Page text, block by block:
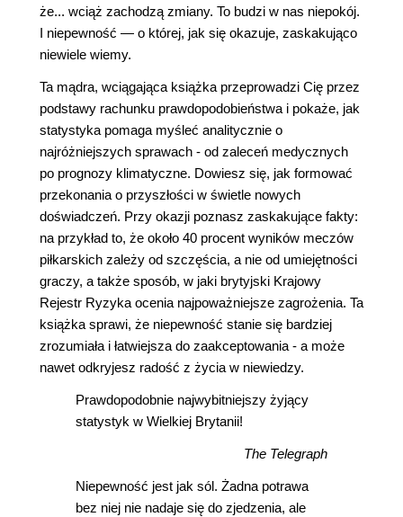
że... wciąż zachodzą zmiany. To budzi w nas niepokój.
I niepewność ― o której, jak się okazuje, zaskakująco
niewiele wiemy.
Ta mądra, wciągająca książka przeprowadzi Cię przez
podstawy rachunku prawdopodobieństwa i pokaże, jak
statystyka pomaga myśleć analitycznie o
najróżniejszych sprawach - od zaleceń medycznych
po prognozy klimatyczne. Dowiesz się, jak formować
przekonania o przyszłości w świetle nowych
doświadczeń. Przy okazji poznasz zaskakujące fakty:
na przykład to, że około 40 procent wyników meczów
piłkarskich zależy od szczęścia, a nie od umiejętności
graczy, a także sposób, w jaki brytyjski Krajowy
Rejestr Ryzyka ocenia najpoważniejsze zagrożenia. Ta
książka sprawi, że niepewność stanie się bardziej
zrozumiała i łatwiejsza do zaakceptowania - a może
nawet odkryjesz radość z życia w niewiedzy.
Prawdopodobnie najwybitniejszy żyjący
statystyk w Wielkiej Brytanii!
The Telegraph
Niepewność jest jak sól. Żadna potrawa
bez niej nie nadaje się do zjedzenia, ale